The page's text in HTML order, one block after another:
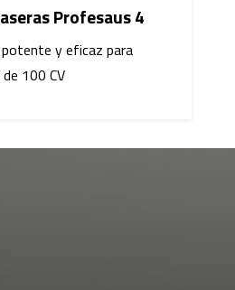
Profesaus 4
y eficaz para
100 CV